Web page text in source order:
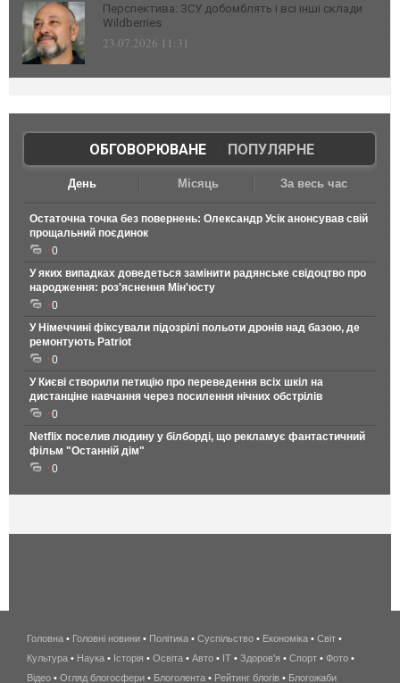
Перспектива: ЗСУ добомблять і всі інші склади
Wildberries
23.07.2026 11:31
ОБГОВОРЮВАНЕ| ПОПУЛЯРНЕ
День Місяць За весь час
Остаточна точка без повернень: Олександр Усік анонсував свій
прощальний поєдинок
0
У яких випадках доведеться замінити радянське свідоцтво про
народження: роз'яснення Мін'юсту
0
У Німеччині фіксували підозрілі польоти дронів над базою, де
ремонтують Patriot
0
У Києві створили петицію про переведення всіх шкіл на
дистанціне навчання через посилення нічних обстрілів
0
Netflix поселив людину у білборді, що рекламує фантастичний
фільм "Останній дім"
0
беспроводной
интернет
киев
Головна • Головні новини • Політика • Суспільство • Економіка • Світ •
Культура • Наука • Історія • Освіта • Авто • IT • Здоров'я • Спорт • Фото •
Відео • Огляд блогосфери • Блоголента • Рейтинг блогів • Блогожаби